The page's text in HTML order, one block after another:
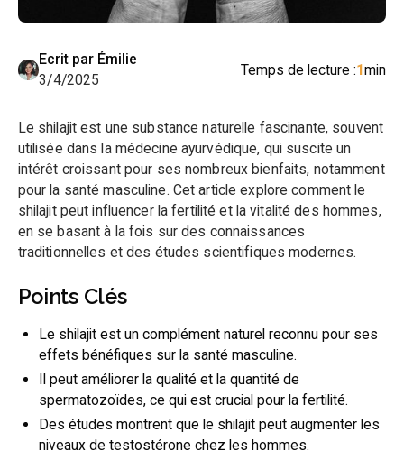
Ecrit par Émilie
3/4/2025
Temps de lecture :1min
Le shilajit est une substance naturelle fascinante, souvent
utilisée dans la médecine ayurvédique, qui suscite un
intérêt croissant pour ses nombreux bienfaits, notamment
pour la santé masculine. Cet article explore comment le
shilajit peut influencer la fertilité et la vitalité des hommes,
en se basant à la fois sur des connaissances
traditionnelles et des études scientifiques modernes.
Points Clés
Le shilajit est un complément naturel reconnu pour ses
effets bénéfiques sur la santé masculine.
Il peut améliorer la qualité et la quantité de
spermatozoïdes, ce qui est crucial pour la fertilité.
Des études montrent que le shilajit peut augmenter les
niveaux de testostérone chez les hommes.